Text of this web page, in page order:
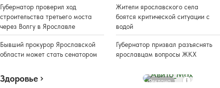
Губернатор проверил ход
строительства третьего моста
через Волгу в Ярославле
Бывший прокурор Ярославской
области может стать сенатором
Жители ярославского села
боятся критической ситуации с
водой
Губернатор призвал разъяснять
ярославцам вопросы ЖКХ
Здоровье Реклама